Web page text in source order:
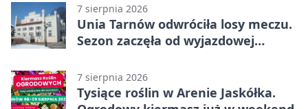
7 sierpnia 2026
Unia Tarnów odwróciła losy meczu.
Sezon zaczęła od wyjazdowej
7 sierpnia 2026
Tysiące roślin w Arenie Jaskółka.